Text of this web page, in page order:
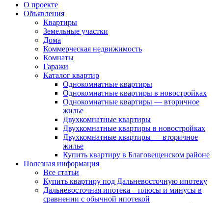
О проекте
Объявления
Квартиры
Земельные участки
Дома
Коммерческая недвижимость
Комнаты
Гаражи
Каталог квартир
Однокомнатные квартиры
Однокомнатные квартиры в новостройках
Однокомнатные квартиры — вторичное
жилье
Двухкомнатные квартиры
Двухкомнатные квартиры в новостройках
Двухкомнатные квартиры — вторичное
жилье
Купить квартиру в Благовещенском районе
Полезная информация
Все статьи
Купить квартиру под Дальневосточную ипотеку
Дальневосточная ипотека – плюсы и минусы в
сравнении с обычной ипотекой